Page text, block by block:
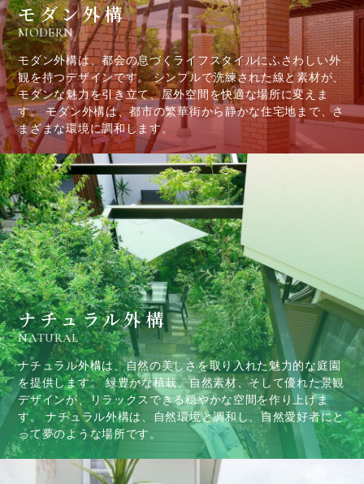
モダン外構
MODERN
モダン外構は、都会の息づくライフスタイルにふさわしい外
観を持つデザインです。 シンプルで洗練された線と素材が、
モダンな魅力を引き立て、屋外空間を快適な場所に変えま
す。 モダン外構は、都市の繁華街から静かな住宅地まで、さ
まざまな環境に調和します。
ナチュラル外構
NATURAL
ナチュラル外構は、自然の美しさを取り入れた魅力的な庭園
を提供します。 緑豊かな植栽、自然素材、そして優れた景観
デザインが、リラックスできる穏やかな空間を作り上げま
す。 ナチュラル外構は、自然環境と調和し、自然愛好者にと
って夢のような場所です。